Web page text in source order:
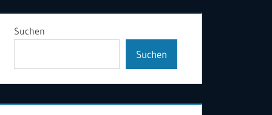
Suchen
Suchen